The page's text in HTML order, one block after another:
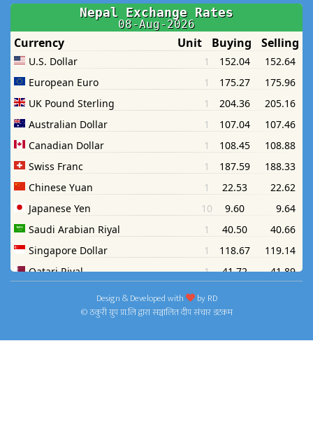
Design & Developed with byRD
© ठकुरी ग्रुप प्रा.लि द्वारा सञ्चालित दीप संचार डटकम